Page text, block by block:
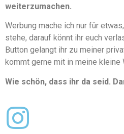
weiterzumachen.
Werbung mache ich nur für
stehe, darauf könnt ihr euch
Button gelangt ihr zu meiner
kommt gerne mit in meine kleine
Wie schön, dass ihr da seid.